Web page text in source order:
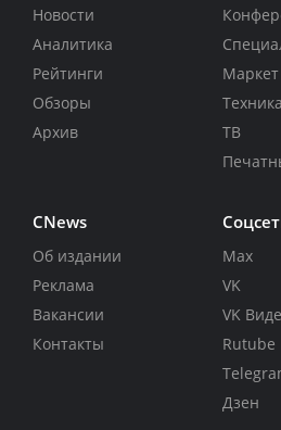
Новости
Аналитика
Рейтинги
Обзоры
Архив
Маркет
Техника
ТВ
CNews
Об издании
Реклама
Вакансии
Контакты
Max
VK
VK
Rutube
Дзен